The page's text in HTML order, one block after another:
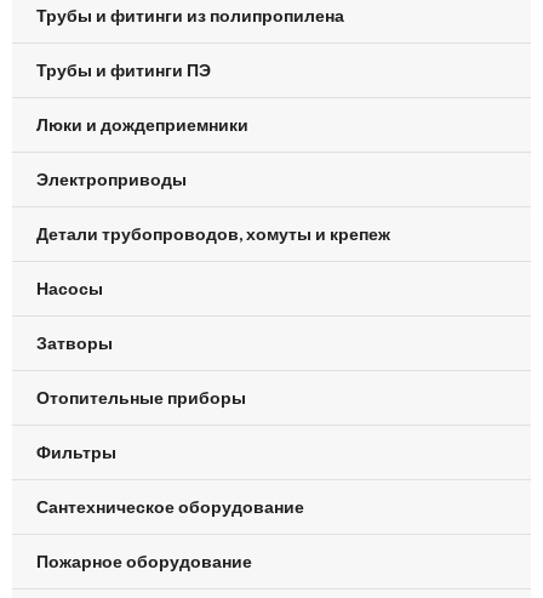
Трубы и фитинги из полипропилена
Трубы и фитинги ПЭ
Люки и дождеприемники
Электроприводы
Детали трубопроводов, хомуты и крепеж
Насосы
Затворы
Отопительные приборы
Фильтры
Сантехническое оборудование
Пожарное оборудование